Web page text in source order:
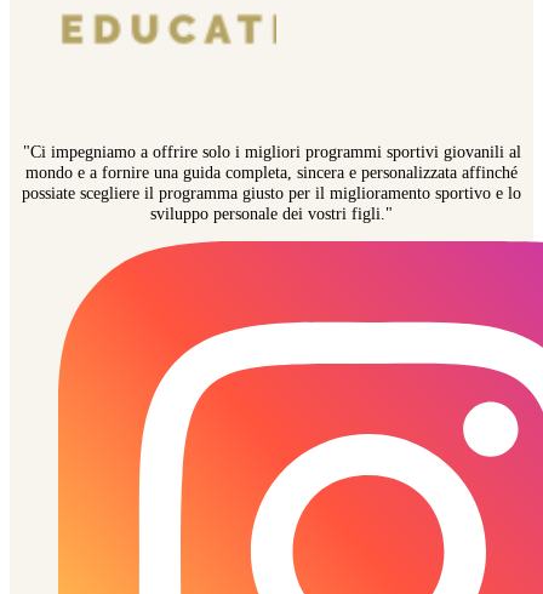
"Ci impegniamo a offrire solo i migliori programmi sportivi giovanili al
mondo e a fornire una guida completa, sincera e personalizzata affinché
possiate scegliere il programma giusto per il miglioramento sportivo e lo
sviluppo personale dei vostri figli."